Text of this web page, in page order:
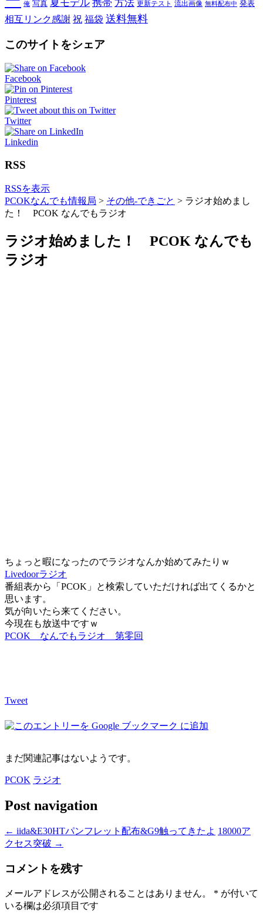
俺 写真 更新テスト 流出画像 無料配布中 発表
相互リンク感謝 祝 福袋 送料無料
このサイトをシェア
Facebook
Pinterest
Twitter
Linkedin
RSS
RSSを表示
PCOKなんでも情報局 > その他-できごと > ラジオ始めまし
た！ PCOK なんでもラジオ
ラジオ始めました！ PCOK なんでも
ラジオ
ちょっと暇になったのでラジオなんか始めてみたりｗ
Livedoorラジオ
番組表から「PCOK」と検索していただければ出てくるかと
思います。
気が向いたら来てください。
今現在も放送中ですｗ
PCOK なんでもラジオ 第零回
Tweet
まだ関連記事はないようです。
PCOK ラジオ
Post navigation
← iida&E30HTパンフレット配布&G9触ってきたよ 18000ア
クセス突破 →
コメントを残す
メールアドレスが公開されることはありません。 * が付いて
いる欄は必須項目です